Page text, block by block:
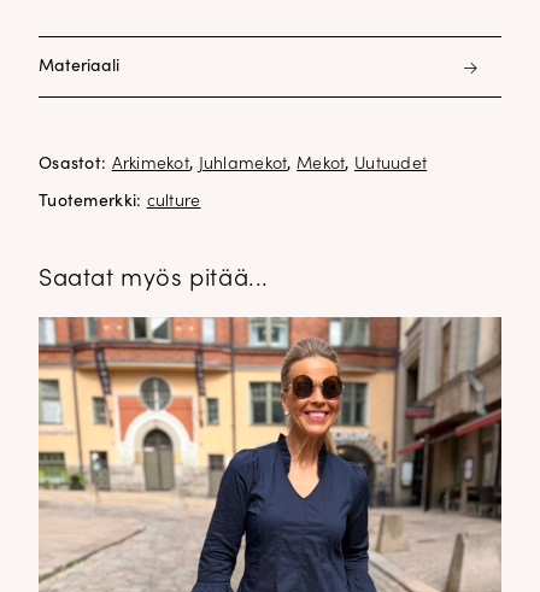
Materiaali
Osastot: Arkimekot, Juhlamekot, Mekot, Uutuudet
Tuotemerkki: culture
Saatat myös pitää...